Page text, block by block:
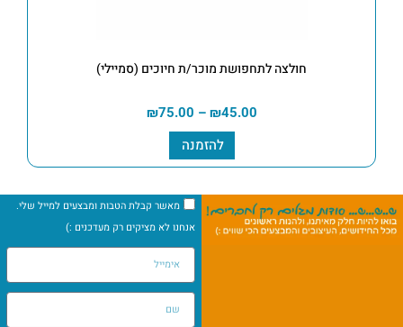
חולצה לתחפושת מוכר/ת חיוכים (סמיילי)
₪45.00
–
₪75.00
להזמנה
מאשר קבלת הטבות ומבצעים למייל שלי.
אנחנו לא מציקים רק מעדכנים :)